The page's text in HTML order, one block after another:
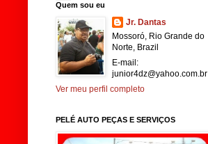
Quem sou eu
Jr. Dantas
Mossoró, Rio Grande do
Norte, Brazil
E-mail:
junior4dz@yahoo.com.br
Ver meu perfil completo
PELÉ AUTO PEÇAS E SERVIÇOS